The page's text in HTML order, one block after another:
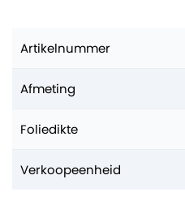
Artikelnummer
Afmeting
Foliedikte
Verkoopeenheid